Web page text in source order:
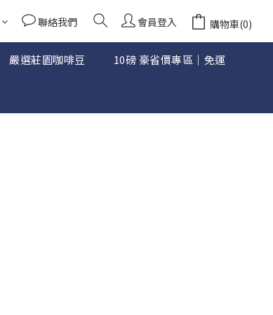
聯絡我們 會員登入 購物車(0)
嚴選莊園咖啡豆 10磅 豪省價專區｜免運